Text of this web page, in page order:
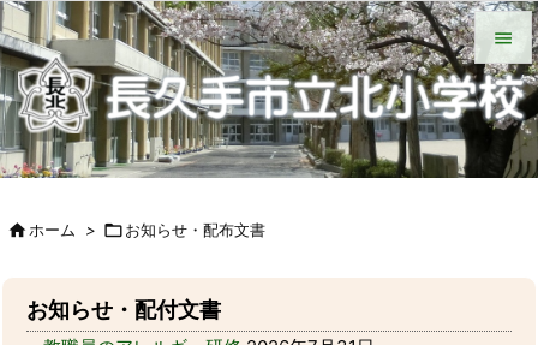


メニュ

サイド

HOME 北小について 今日の北小 緊急時の対応
各種説明会
ＰＴＡ手帳（Web版）
ＰＴＡの窓
いじめ防止基本方針
学校からの配付物（学年別）
タブレット端末wifi接続手段
ホーム > お知らせ・配布文書
お知らせ・配付文書